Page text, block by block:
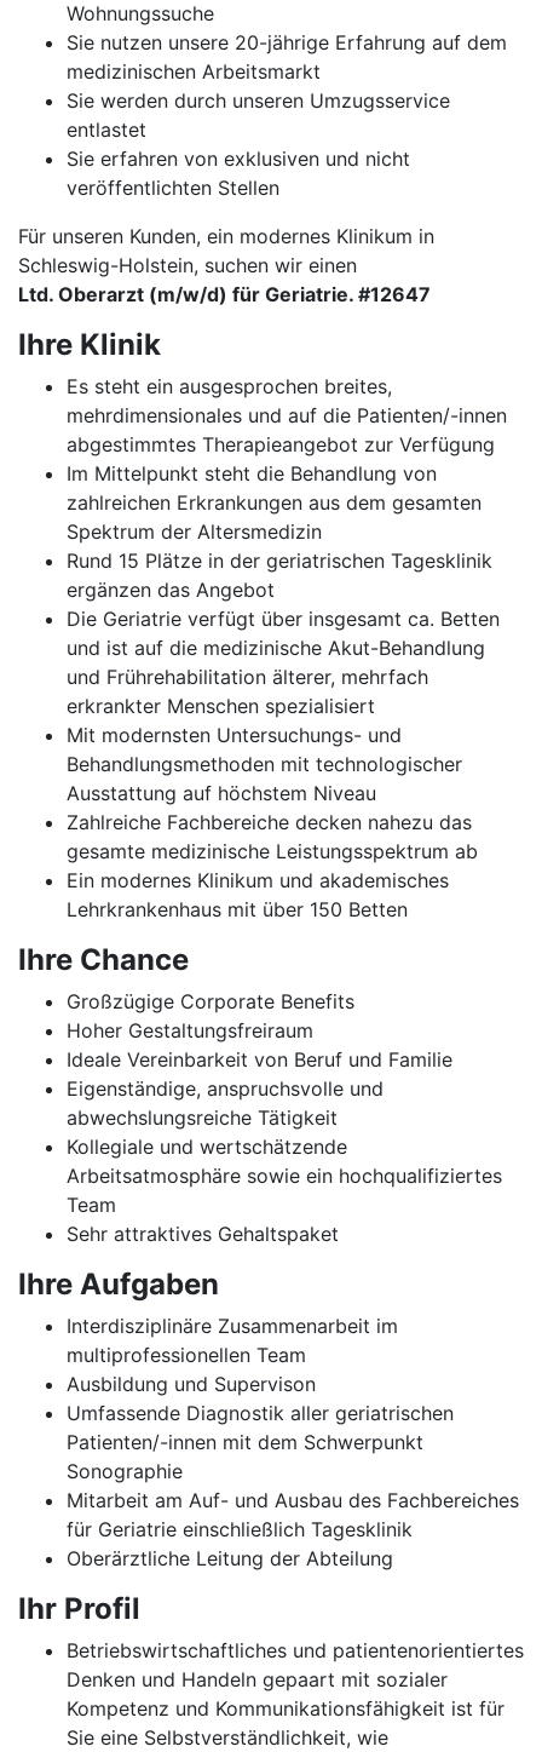
Wohnungssuche
Sie nutzen unsere 20-jährige Erfahrung auf dem
medizinischen Arbeitsmarkt
Sie werden durch unseren Umzugsservice
entlastet
Sie erfahren von exklusiven und nicht
veröffentlichten Stellen
Für unseren Kunden, ein modernes Klinikum in
Schleswig-Holstein, suchen wir einen
Ltd. Oberarzt (m/w/d) für Geriatrie. #12647
Ihre Klinik
Es steht ein ausgesprochen breites,
mehrdimensionales und auf die Patienten/-innen
abgestimmtes Therapieangebot zur Verfügung
Im Mittelpunkt steht die Behandlung von
zahlreichen Erkrankungen aus dem gesamten
Spektrum der Altersmedizin
Rund 15 Plätze in der geriatrischen Tagesklinik
ergänzen das Angebot
Die Geriatrie verfügt über insgesamt ca. Betten
und ist auf die medizinische Akut-Behandlung
und Frührehabilitation älterer, mehrfach
erkrankter Menschen spezialisiert
Mit modernsten Untersuchungs- und
Behandlungsmethoden mit technologischer
Ausstattung auf höchstem Niveau
Zahlreiche Fachbereiche decken nahezu das
gesamte medizinische Leistungsspektrum ab
Ein modernes Klinikum und akademisches
Lehrkrankenhaus mit über 150 Betten
Ihre Chance
Großzügige Corporate Benefits
Hoher Gestaltungsfreiraum
Ideale Vereinbarkeit von Beruf und Familie
Eigenständige, anspruchsvolle und
abwechslungsreiche Tätigkeit
Kollegiale und wertschätzende
Arbeitsatmosphäre sowie ein hochqualifiziertes
Team
Sehr attraktives Gehaltspaket
Ihre Aufgaben
Interdisziplinäre Zusammenarbeit im
multiprofessionellen Team
Ausbildung und Supervison
Umfassende Diagnostik aller geriatrischen
Patienten/-innen mit dem Schwerpunkt
Sonographie
Mitarbeit am Auf- und Ausbau des Fachbereiches
für Geriatrie einschließlich Tagesklinik
Oberärztliche Leitung der Abteilung
Ihr Profil
Betriebswirtschaftliches und patientenorientiertes
Denken und Handeln gepaart mit sozialer
Kompetenz und Kommunikationsfähigkeit ist für
Sie eine Selbstverständlichkeit, wie